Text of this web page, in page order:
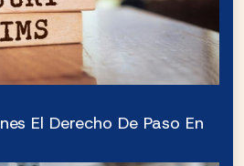
El Derecho De Paso En